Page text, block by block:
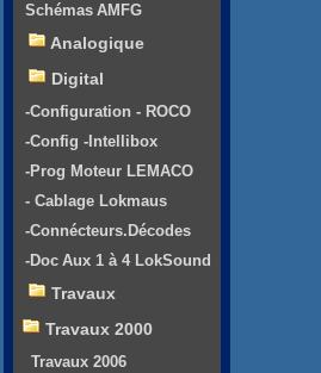
Schémas AMFG
Analogique
Digital
-Configuration - ROCO
-Config -Intellibox
-Prog Moteur LEMACO
- Cablage Lokmaus
-Connécteurs.Décodes
-Doc Aux 1 à 4 LokSound
Travaux
Travaux 2000
Travaux 2006